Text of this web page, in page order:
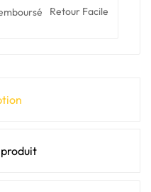
Retour Facile